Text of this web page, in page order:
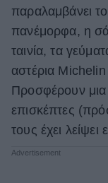
παραλαμβάνει το
πανέμορφα, η
ταινία, τα
αστέρια Michelin
Προσφέρουν μια
επισκέπτες
τους έχει